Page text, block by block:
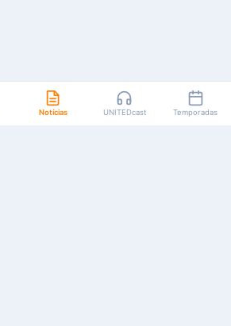
Notícias UNITEDcast Temporadas